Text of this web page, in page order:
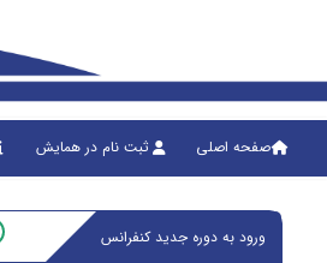
صفحه اصلی ثبت نام در همایش
ورود به دوره جدید کنفرانس